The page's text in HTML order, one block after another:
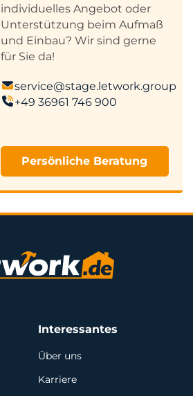
individuelles Angebot oder
Unterstützung beim Aufmaß
und Einbau? Wir sind gerne
für Sie da!
service@stage.letwork.group
+49 36961 746 900
Persönliche Beratung
Interessantes
Über uns
Karriere